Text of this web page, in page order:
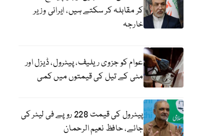
کر مقابلہ کر سکتے ہیں، ایرانی وزیر
خارجہ
عوام کو جزوی ریلیف، پیٹرول، ڈیزل اور
مٹی کے تیل کی قیمتوں میں کمی
پیٹرول کی قیمت 228 روپے فی لیٹر کی
جائے، حافظ نعیم الرحمان